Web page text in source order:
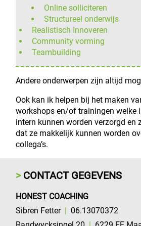
Online solliciteren
Structureel onderwijs
Realistisch Innoveren
Community vorming
Teambuilding
Andere onderwerpen zijn altijd
Ook kan ik helpen bij het maken
workshops en/of trainingen welke
intern kunnen worden verzorgd en
dat ze makkelijk kunnen worden
collega’s.
CONTACT GEGEVENS
HONEST COACHING
Sibren Fetter | 06.13070372